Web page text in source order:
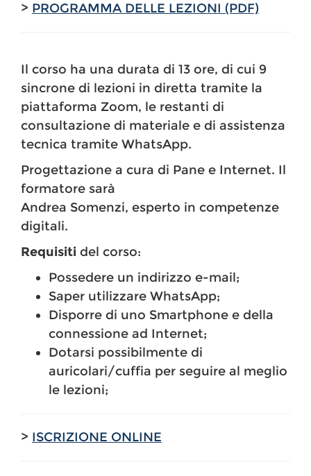
> PROGRAMMA DELLE LEZIONI (PDF)
Il corso ha una durata di 13 ore, di cui 9
sincrone di lezioni in diretta tramite la
piattaforma Zoom, le restanti di
consultazione di materiale e di assistenza
tecnica tramite WhatsApp.
Progettazione a cura di Pane e Internet. Il
formatore sarà
Andrea Somenzi, esperto in competenze
digitali.
Requisiti del corso:
Possedere un indirizzo e-mail;
Saper utilizzare WhatsApp;
Disporre di uno Smartphone e della
connessione ad Internet;
Dotarsi possibilmente di
auricolari/cuffia per seguire al meglio
le lezioni;
> ISCRIZIONE ONLINE